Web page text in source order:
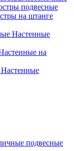
подвесные
на штанге
Настенные
на
Настенные
подвесные